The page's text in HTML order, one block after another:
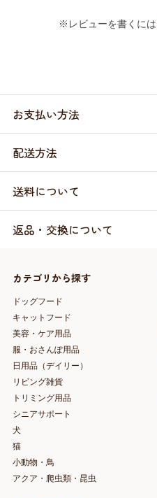
※レビューを書くには
お支払い方法
配送方法
送料について
返品・交換について
カテゴリから探す
ドッグフード
キャットフード
美容・ケア用品
服・おさんぽ用品
日用品（デイリー）
リビング雑貨
トリミング用品
シニアサポート
犬
猫
小動物・鳥
アクア・爬虫類・昆虫